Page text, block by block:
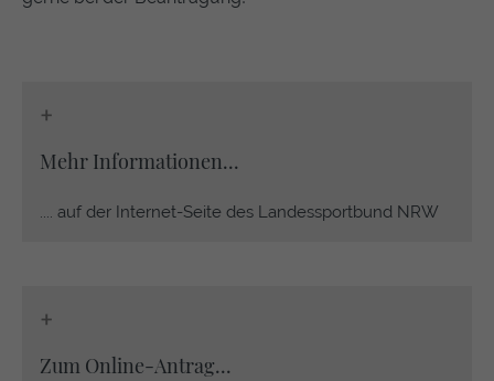
+
Mehr Informationen...
.... auf der Internet-Seite des Landessportbund NRW
+
Zum Online-Antrag...